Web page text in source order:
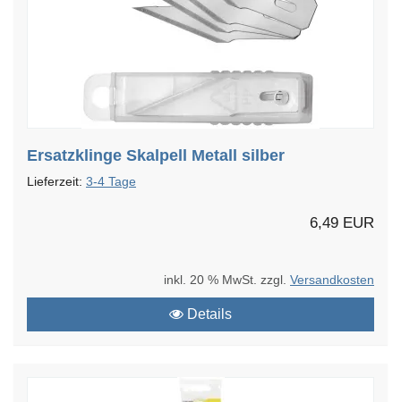
Ersatzklinge Skalpell Metall silber
Lieferzeit: 3-4 Tage
6,49 EUR
inkl. 20 % MwSt. zzgl. Versandkosten
Details